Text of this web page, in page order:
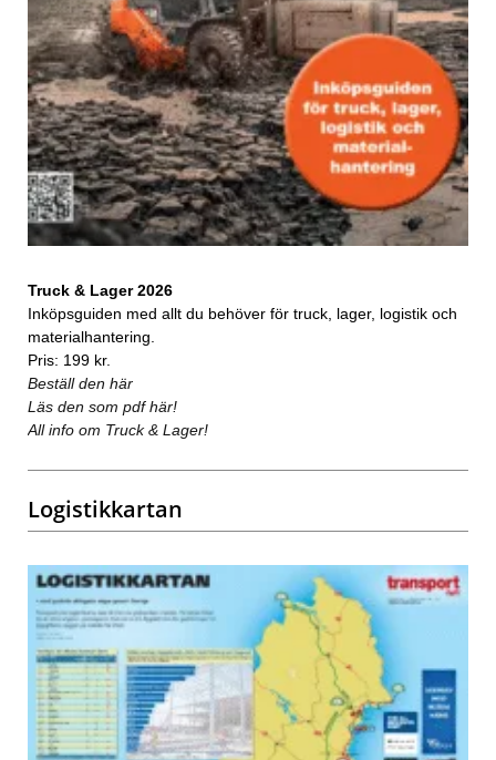
Truck & Lager 2026
Inköpsguiden med allt du behöver för truck, lager, logistik och
materialhantering.
Pris: 199 kr.
Beställ den här
Läs den som pdf här!
All info om Truck & Lager!
Logistikkartan